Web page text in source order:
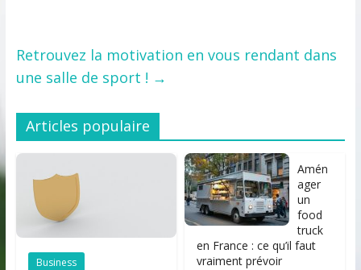
Retrouvez la motivation en vous rendant dans
une salle de sport ! →
Articles populaire
Business
Amén
ager
un
food
truck
en France : ce qu’il faut
vraiment prévoir